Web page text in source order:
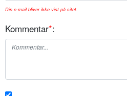
Din e-mail bliver ikke vist på sitet.
Kommentar*: